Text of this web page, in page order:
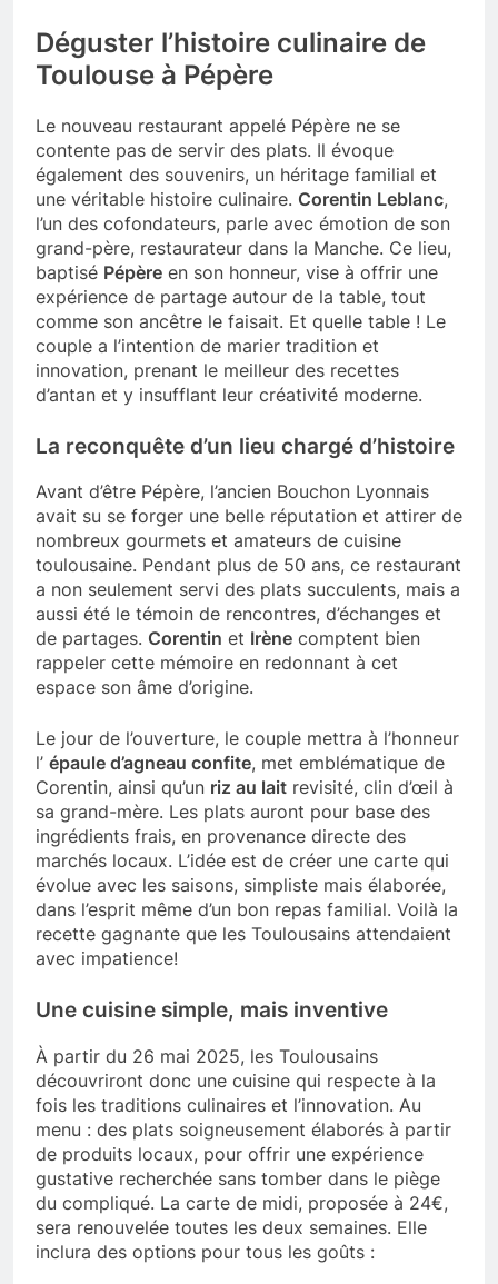
Déguster l’histoire culinaire de
Toulouse à Pépère
Le nouveau restaurant appelé Pépère ne se
contente pas de servir des plats. Il évoque
également des souvenirs, un héritage familial et
une véritable histoire culinaire. Corentin Leblanc,
l’un des cofondateurs, parle avec émotion de son
grand-père, restaurateur dans la Manche. Ce lieu,
baptisé Pépère en son honneur, vise à offrir une
expérience de partage autour de la table, tout
comme son ancêtre le faisait. Et quelle table ! Le
couple a l’intention de marier tradition et
innovation, prenant le meilleur des recettes
d’antan et y insufflant leur créativité moderne.
La reconquête d’un lieu chargé d’histoire
Avant d’être Pépère, l’ancien Bouchon Lyonnais
avait su se forger une belle réputation et attirer de
nombreux gourmets et amateurs de cuisine
toulousaine. Pendant plus de 50 ans, ce restaurant
a non seulement servi des plats succulents, mais a
aussi été le témoin de rencontres, d’échanges et
de partages. Corentin et Irène comptent bien
rappeler cette mémoire en redonnant à cet
espace son âme d’origine.
Le jour de l’ouverture, le couple mettra à l’honneur
l’ épaule d’agneau confite, met emblématique de
Corentin, ainsi qu’un riz au lait revisité, clin d’œil à
sa grand-mère. Les plats auront pour base des
ingrédients frais, en provenance directe des
marchés locaux. L’idée est de créer une carte qui
évolue avec les saisons, simpliste mais élaborée,
dans l’esprit même d’un bon repas familial. Voilà la
recette gagnante que les Toulousains attendaient
avec impatience!
Une cuisine simple, mais inventive
À partir du 26 mai 2025, les Toulousains
découvriront donc une cuisine qui respecte à la
fois les traditions culinaires et l’innovation. Au
menu : des plats soigneusement élaborés à partir
de produits locaux, pour offrir une expérience
gustative recherchée sans tomber dans le piège
du compliqué. La carte de midi, proposée à 24€,
sera renouvelée toutes les deux semaines. Elle
inclura des options pour tous les goûts :